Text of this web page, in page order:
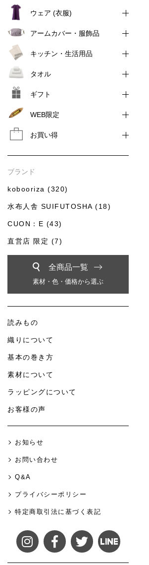
ウェア (衣服)
アームカバー・服飾品
キッチン・生活用品
タオル
ギフト
WEB限定
お買い得
ブランド
kobooriza (320)
水布人舎 SUIFUTOSHA (18)
CUON：E (43)
直営店 限定 (7)
全商品一覧
素材・色・価格から選ぶ
読みもの
織りについて
基本の巻き方
素材について
ラッピングについて
お客様の声
お知らせ
お問い合わせ
Q&A
プライバシーポリシー
特定商取引法に基づく表記